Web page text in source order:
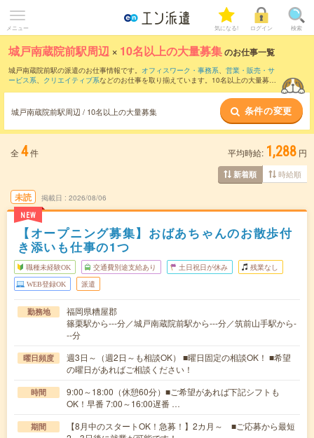
メニュー 気になる! ログイン 検索
城戸南蔵院前駅周辺 × 10名以上の大量募集のお仕事一覧
城戸南蔵院前駅の派遣のお仕事情報です。 オフィスワーク・事務系、 営業・販売・サ
ービス系、 クリエイティブ系などのお仕事を取り揃えています。10名以上の大量募集
城戸南蔵院前駅周辺 / 10名以上の大量募集 条件の変更
全 4件 平均時給: 1,288 円
新着順 時給順
未読
NEW
掲載日 2026/08/06
【オープニング募集】おばあちゃんのお散歩付
き添いも仕事の1つ
職種未経験OK 交通費別途支給あり 土日祝日が休み 残業なし
WEB登録OK 派遣
勤務地
福岡県糟屋郡
篠栗駅から---分／城戸南蔵院前駅から---分／筑前山手駅から-
--分
曜日頻度
週3日～（週2日～も相談OK） ■曜日固定の相談OK！ ■希望
の曜日があればご相談ください！
時間
9:00～18:00（休憩60分）■ご希望があれば下記シフトも
OK！早番 7:00～16:00遅番 …
期間
【8月中のスタートOK！急募！】2カ月～ ■ご応募から最短